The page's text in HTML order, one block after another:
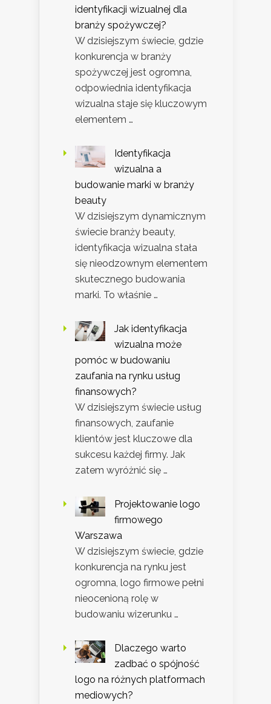
identyfikacji wizualnej dla
branży spożywczej?
W dzisiejszym świecie, gdzie
konkurencja w branży
spożywczej jest ogromna,
odpowiednia identyfikacja
wizualna staje się kluczowym
elementem …
Identyfikacja
wizualna a
budowanie marki w branży
beauty
W dzisiejszym dynamicznym
świecie branży beauty,
identyfikacja wizualna stała
się nieodzownym elementem
skutecznego budowania
marki. To właśnie …
Jak identyfikacja
wizualna może
pomóc w budowaniu
zaufania na rynku usług
finansowych?
W dzisiejszym świecie usług
finansowych, zaufanie
klientów jest kluczowe dla
sukcesu każdej firmy. Jak
zatem wyróżnić się …
Projektowanie logo
firmowego
Warszawa
W dzisiejszym świecie, gdzie
konkurencja na rynku jest
ogromna, logo firmowe pełni
nieocenioną rolę w
budowaniu wizerunku …
Dlaczego warto
zadbać o spójność
logo na różnych platformach
mediowych?